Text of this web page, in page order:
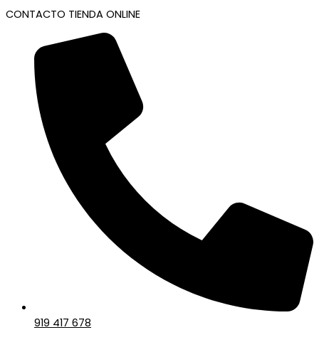
CONTACTO TIENDA ONLINE
919 417 678